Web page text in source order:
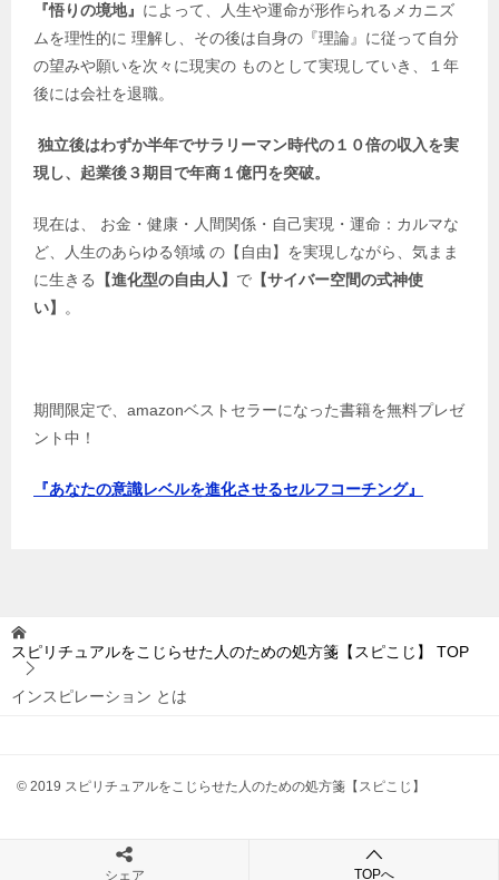
『悟りの境地』 によって、人生や運命が形作られるメカニズ
ムを理性的に 理解し、その後は自身の『理論』に従って自分
の望みや願いを次々に現実の ものとして実現していき、１年
後には会社を退職。
独立後はわずか半年でサラリーマン時代の１０倍の収入を実
現し、起業後３期目で年商１億円を突破。
現在は、 お金・健康・人間関係・自己実現・運命：カルマな
ど、人生のあらゆる領域 の【自由】を実現しながら、気まま
に生きる
【進化型の自由人】 で 【サイバー空間の式神使
い】 。
期間限定で、amazonベストセラーになった書籍を無料プレゼ
ント中！
『あなたの意識レベルを進化させるセルフコーチング』
スピリチュアルをこじらせた人のための処方箋【スピこじ】 TOP
インスピレーション とは
© 2019 スピリチュアルをこじらせた人のための処方箋【スピこじ】
シェア TOPへ